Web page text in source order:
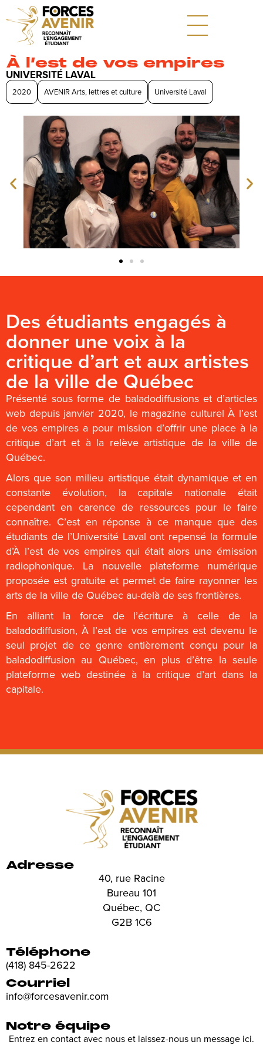
À l’est de vos empires
UNIVERSITÉ LAVAL
2020 AVENIR Arts, lettres et culture Université Laval
Des étudiants engagés à
donner une voix à la
critique d’art et aux artistes
de la ville de Québec
Présenté sous forme de baladodiffusions et d’articles
web depuis janvier 2020, le magazine culturel À l’est
de vos empires a pour mission d’offrir une place à la
critique d’art et à la relève artistique de la ville de
Québec.
Alors que son milieu artistique était dynamique et en
constante évolution, la capitale nationale était
cependant en carence de ressources pour le faire
connaître. C’est en réponse à ce manque que des
étudiants de l’Université Laval ont repensé la formule
d’À l’est de vos empires qui était alors une émission
radiophonique. La nouvelle plateforme numérique
proposée est gratuite et permet de faire rayonner les
arts de la ville de Québec au-delà de ses frontières.
En alliant la force de l’écriture à celle de la
baladodiffusion, À l’est de vos empires est devenu le
seul projet de ce genre entièrement conçu pour la
baladodiffusion au Québec, en plus d’être la seule
plateforme web destinée à la critique d’art dans la
capitale.
Adresse
40, rue Racine
Bureau 101
Québec, QC
G2B 1C6
Téléphone
(418) 845-2622
Courriel
info@forcesavenir.com
Notre équipe
Entrez en contact avec nous et laissez-nous un message ici.